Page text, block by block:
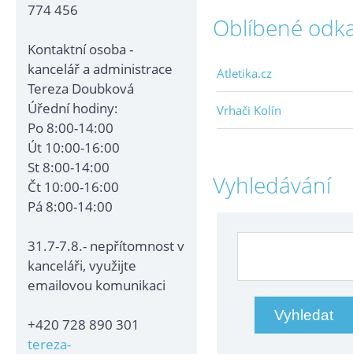
774 456
Kontaktní osoba -
kancelář a administrace
Tereza Doubková
Úřední hodiny:
Po 8:00-14:00
Út 10:00-16:00
St 8:00-14:00
Čt 10:00-16:00
Pá 8:00-14:00
31.7-7.8.- nepřítomnost v
kanceláři, využijte
emailovou komunikaci
+420 728 890 301
tereza-
Oblíbené
Atletika.cz
Vrhači Kolín
Vyhledávání